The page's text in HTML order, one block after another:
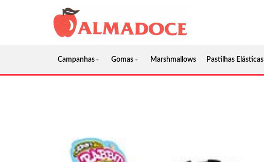
Campanhas Gomas Marshmallows Pastilhas Elásticas